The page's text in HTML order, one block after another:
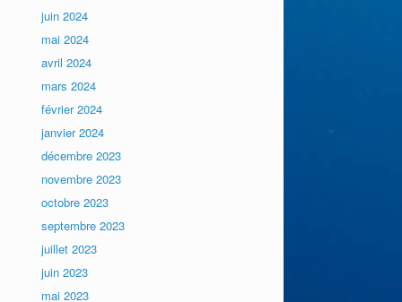
juin 2024
mai 2024
avril 2024
mars 2024
février 2024
janvier 2024
décembre 2023
novembre 2023
octobre 2023
septembre 2023
juillet 2023
juin 2023
mai 2023